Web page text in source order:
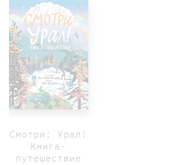
Смотри: Урал!
Книга-
путешествие